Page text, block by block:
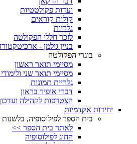
ועדות פקולטטיות
קולות קוראים
גלריות
לזכר חללי הפקולטה
בניין גילמן -
בוגרי הפקולטה
מסיימי תואר ראשון
מסיימי תואר שני
גלריית תמונות
דברי אופיר בראון
הצטרפות לקהילה
יחידות אקדמיות
בית הספר לפילוסופיה, בלשנות
לאתר בית הספר >>
החוג לפילוסופיה